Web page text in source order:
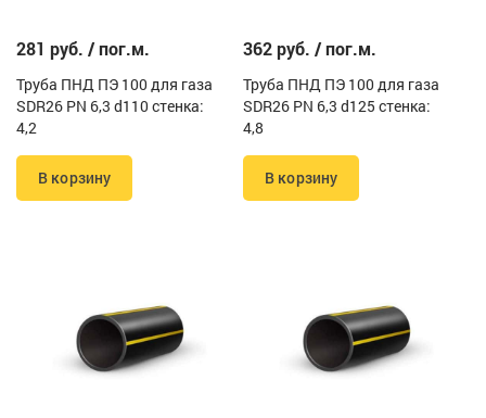
281 руб. / пог.м.
Труба ПНД ПЭ 100 для газа
SDR26 PN 6,3 d110 стенка:
4,2
В корзину
362 руб. / пог.м.
Труба ПНД ПЭ 100 для газа
SDR26 PN 6,3 d125 стенка:
4,8
В корзину